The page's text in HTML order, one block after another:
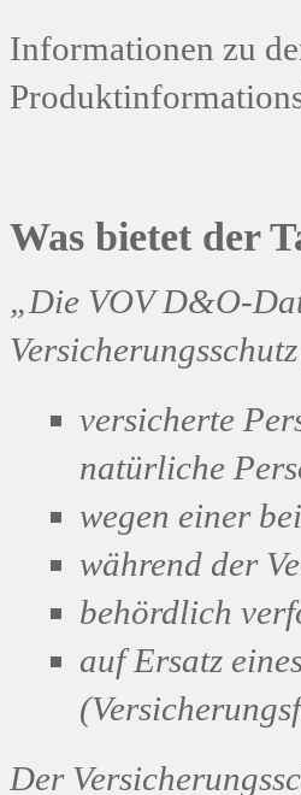
Informationen zu
Was bietet der
„Die VOV D&O-
versicherte
natürliche
wegen einer
während der
behördlich
auf Ersatz
Der